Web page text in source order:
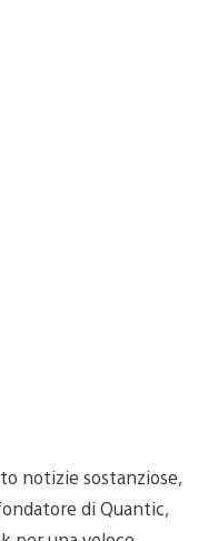
notizie sostanziose,
di Quantic,